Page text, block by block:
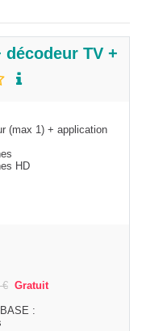
TV +
(max 1) + application
HD
€ Gratuit
: